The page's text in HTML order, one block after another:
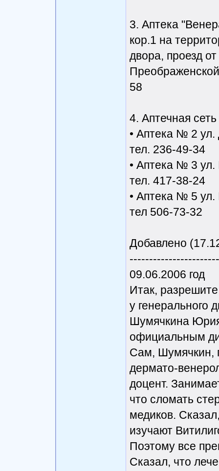
3. Аптека
кор.1 на
двора, проезд
58
4. Аптечная
• Аптека № 2
тел. 236-49-34
• Аптека № 3 ул.
тел. 417-38-24
• Аптека № 5
тел 506-73-32
Добавлено
09.06.2006 год
Итак,
у
Шумячкина
официальным
Сам, Шумячкин,
дермато-
доцент.
что сломать
медиков.
изучают
Поэтому все
Сказал, что